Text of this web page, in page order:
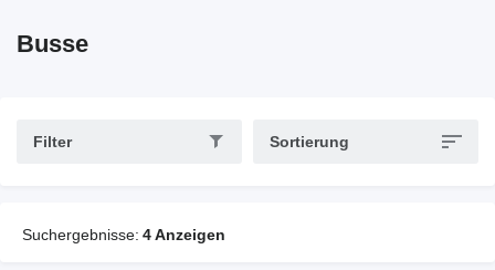
Busse
Filter Sortierung
Suchergebnisse: 4 Anzeigen